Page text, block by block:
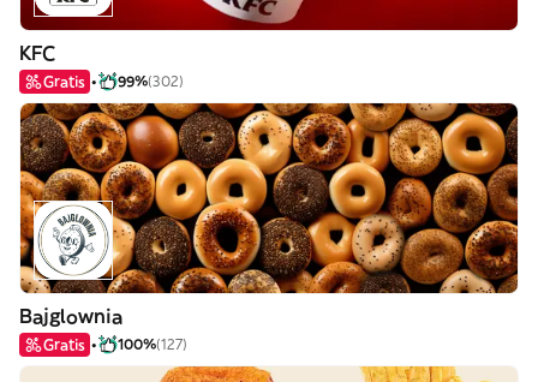
KFC
Gratis 99%(302)
Bajglownia
Gratis 100%(127)